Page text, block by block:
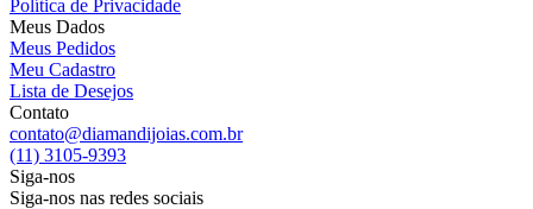
Política de Privacidade
Meus Dados
Meus Pedidos
Meu Cadastro
Lista de Desejos
Contato
contato@diamandijoias.com.br
(11) 3105-9393
Siga-nos
Siga-nos nas redes sociais